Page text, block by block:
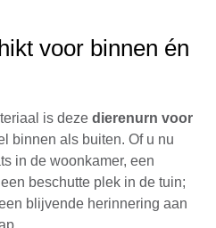
voor binnen én
is dezedierenurn voor
binnen als buiten. Of u nu
in de woonkamer, een
beschutte plek in de tuin;
blijvende herinnering aan